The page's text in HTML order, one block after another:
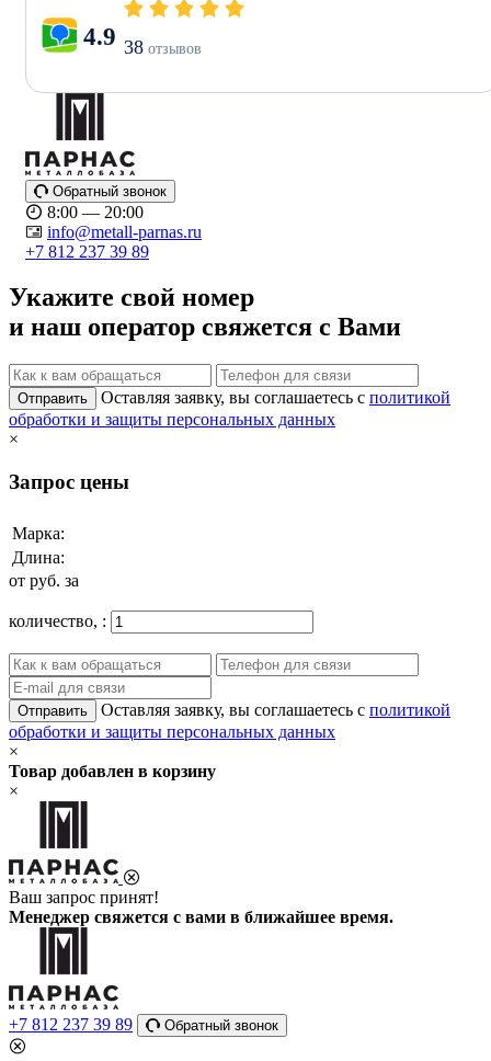
4.9 38 отзывов
Обратный звонок
8:00 — 20:00
info@metall-parnas.ru
+7 812 237 39 89
Укажите свой номер
и наш оператор свяжется с Вами
Отправить Оставляя заявку, вы соглашаетесь с политикой
обработки и защиты персональных данных
×
Запрос цены
Марка:
Длина:
от руб. за
количество, :
Отправить Оставляя заявку, вы соглашаетесь с политикой
обработки и защиты персональных данных
×
Товар добавлен в корзину
×
Ваш запрос принят!
Менеджер свяжется с вами в ближайшее время.
+7 812 237 39 89 Обратный звонок